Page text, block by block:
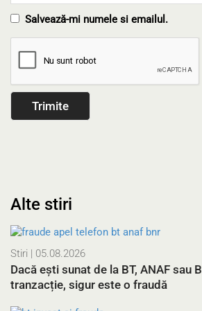
Salvează-mi numele si emailul.
Alte stiri
Stiri | 05.08.2026
Dacă ești sunat de la BT, ANAF sau
tranzacție, sigur este o fraudă